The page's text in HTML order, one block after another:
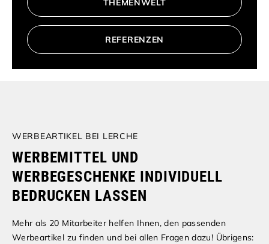
THEMENWELT
REFERENZEN
WERBEARTIKEL BEI LERCHE
WERBEMITTEL UND
WERBEGESCHENKE INDIVIDUELL
BEDRUCKEN LASSEN
Mehr als 20 Mitarbeiter helfen Ihnen, den passenden
Werbeartikel zu finden und bei allen Fragen dazu! Übrigens: